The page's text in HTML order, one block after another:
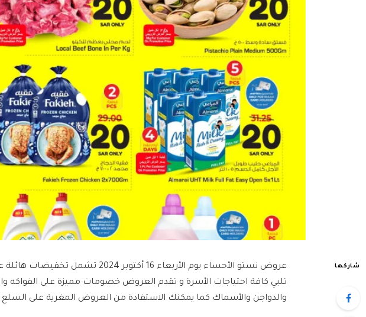
شاركها
عروض نستو الأحساء يوم الأربعاء 16
تلبي كافة احتياجات الأسرة و تقدم العروض خصومات مميزة على الفواكه
والدواجن والأسماك كما يمكنك الاستفادة من العروض المغرية على السلع